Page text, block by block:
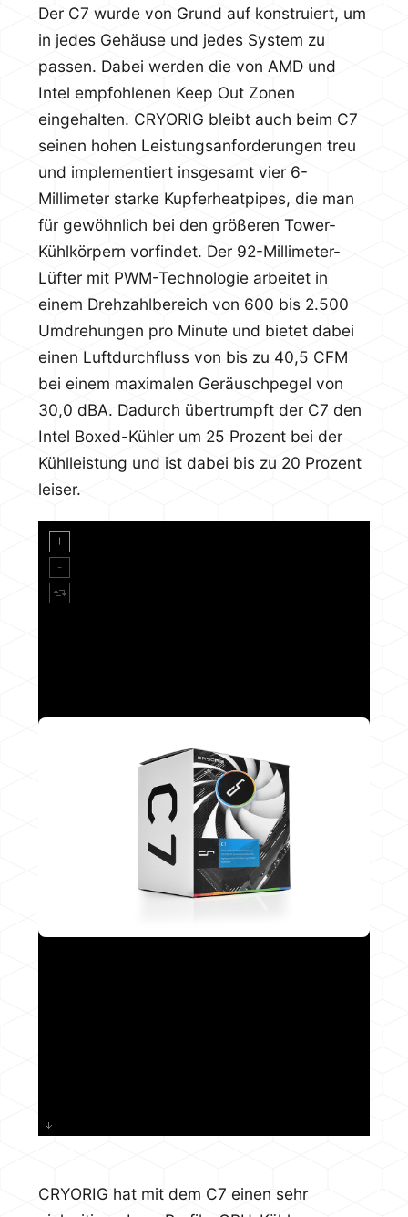
Der C7 wurde von Grund auf konstruiert, um
in jedes Gehäuse und jedes System zu
passen. Dabei werden die von AMD und
Intel empfohlenen Keep Out Zonen
eingehalten. CRYORIG bleibt auch beim C7
seinen hohen Leistungsanforderungen treu
und implementiert insgesamt vier 6-
Millimeter starke Kupferheatpipes, die man
für gewöhnlich bei den größeren Tower-
Kühlkörpern vorfindet. Der 92-Millimeter-
Lüfter mit PWM-Technologie arbeitet in
einem Drehzahlbereich von 600 bis 2.500
Umdrehungen pro Minute und bietet dabei
einen Luftdurchfluss von bis zu 40,5 CFM
bei einem maximalen Geräuschpegel von
30,0 dBA. Dadurch übertrumpft der C7 den
Intel Boxed-Kühler um 25 Prozent bei der
Kühlleistung und ist dabei bis zu 20 Prozent
leiser.
CRYORIG hat mit dem C7 einen sehr